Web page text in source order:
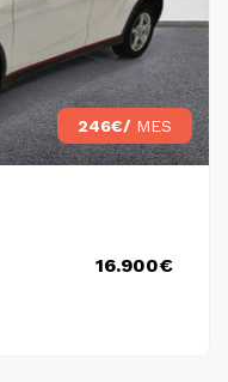
246€/ MES
16.900€